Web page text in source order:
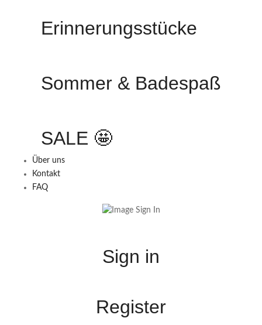
Erinnerungsstücke
Sommer & Badespaß
SALE 🤩
Über uns
Kontakt
FAQ
Sign in
Register